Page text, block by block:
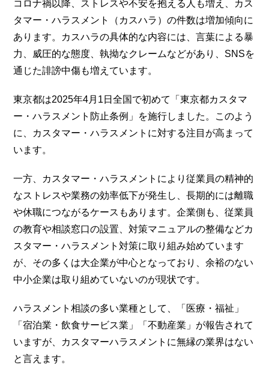
コロナ禍以降、ストレスや不安を抱える人も増え、カス
タマー・ハラスメント（カスハラ）の件数は増加傾向に
あります。カスハラの具体的な内容には、言葉による暴
力、威圧的な態度、執拗なクレームなどがあり、SNSを
通じた誹謗中傷も増えています。
東京都は2025年4月1日全国で初めて「東京都カスタマ
ー・ハラスメント防止条例」を施行しました。このよう
に、カスタマー・ハラスメントに対する注目が高まって
います。
一方、カスタマー・ハラスメントにより従業員の精神的
なストレスや業務の効率低下が発生し、長期的には離職
や休職につながるケースもあります。企業側も、従業員
の教育や相談窓口の設置、対策マニュアルの整備などカ
スタマー・ハラスメント対策に取り組み始めています
が、その多くは大企業が中心となっており、余裕のない
中小企業は取り組めていないのが現状です。
ハラスメント相談の多い業種として、「医療・福祉」
「宿泊業・飲食サービス業」「不動産業」が報告されて
いますが、カスタマーハラスメントに無縁の業界はない
と言えます。